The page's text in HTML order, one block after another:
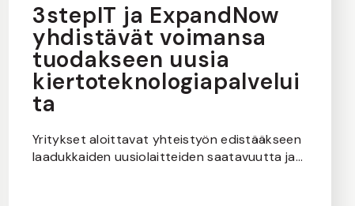
3stepIT ja ExpandNow
yhdistävät voimansa
tuodakseen uusia
kiertoteknologiapalvelui
ta
Yritykset aloittavat yhteistyön edistääkseen
laadukkaiden uusiolaitteiden saatavuutta ja...